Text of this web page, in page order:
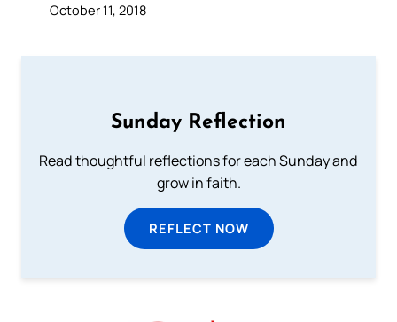
October 11, 2018
Sunday Reflection
Read thoughtful reflections for each Sunday and
grow in faith.
REFLECT NOW